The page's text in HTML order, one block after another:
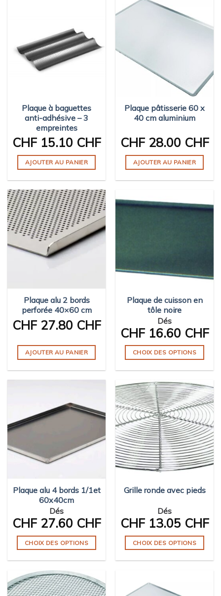
variations.
Les
options
peuvent
la
page
du
produit
a
plusieurs
choisies
la
page
produit
Plaque à baguettes
anti-adhésive – 3
empreintes
CHF15.10 CHF
AJOUTER AU PANIER
Plaque pâtisserie 60 x
40 cm aluminium
CHF28.00 CHF
AJOUTER AU PANIER
Plaque alu 2 bords
perforée 40×60 cm
CHF27.80 CHF
AJOUTER AU PANIER
Plaque de cuisson en
tôle noire
Dés
CHF16.60 CHF
CHOIX DES OPTIONS
a
plusieurs
variations.
Les
options
peuvent
être
choisies
la
du
produit
Plaque alu 4 bords 1/1et
60x40cm
Dés
CHF27.60 CHF
CHOIX DES OPTIONS
a
plusieurs
Grille ronde avec pieds
Dés
CHF13.05 CHF
CHOIX DES OPTIONS
plusieurs